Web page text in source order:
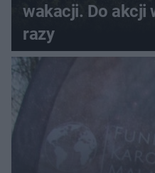
wakacji. Do akcji
razy